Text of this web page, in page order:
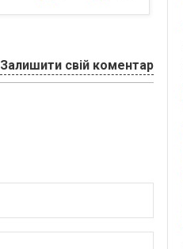
Залишити свій коментар